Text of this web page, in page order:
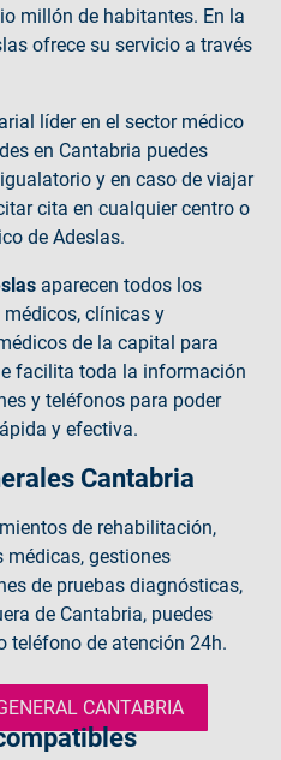
millón de habitantes. En la
ofrece su servicio a través
líder en el sector médico
en Cantabria puedes
y en caso de viajar
cita en cualquier centro o
de Adeslas.
aparecen todos los
clínicas y
de la capital para
facilita toda la información
y teléfonos para poder
y efectiva.
Cantabria
de rehabilitación,
gestiones
de pruebas diagnósticas,
de Cantabria, puedes
teléfono de atención 24h.
CANTABRIA